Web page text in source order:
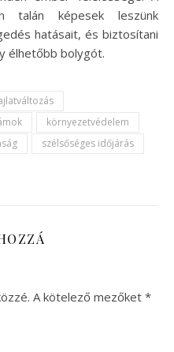
talán képesek leszünk
hatásait, és biztosítani
élhetőbb bolygót.
környezetvédelem
szélsőséges időjárás
A kötelező mezőket *